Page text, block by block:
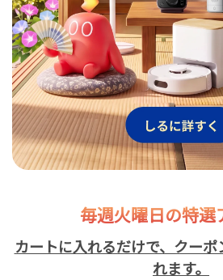
毎週火曜日の特選
カートに入れるだけで、クー
れます。